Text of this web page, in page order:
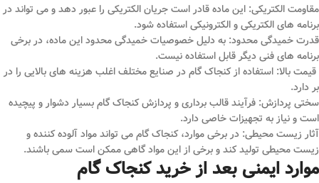
مقاومت الکتریکی: این ماده قادر است جریان الکتریکی را عبور دهد و می تواند در
برنامه های الکتریکی و الکترونیکی استفاده شود.
قدرت خمیدگی محدود: به دلیل خصوصیات خمیدگی محدود این ماده، در برخی
برنامه های فنی دیگر قابل استفاده نیست.
قیمت بالا: استفاده از کنجاک گام در صنایع مختلف اغلب هزینه های بالایی را در
بر دارد.
سختی پردازش: فرآیند قالب ‌برداری و پردازش کنجاک گام بسیار دشوار و پیچیده
است و نیاز به تجهیزات خاصی دارد.
آثار زیست محیطی: در برخی موارد، کنجاک گام می تواند مواد آلوده کننده و
زیست محیطی تولید کند و برخی از این مواد گاهی ممکن است سمی باشند.
موارد ایمنی بعد از خرید کنجاک گام